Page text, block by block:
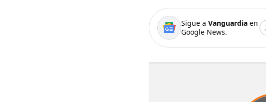
Sigue a Vanguardiaen
Google News.